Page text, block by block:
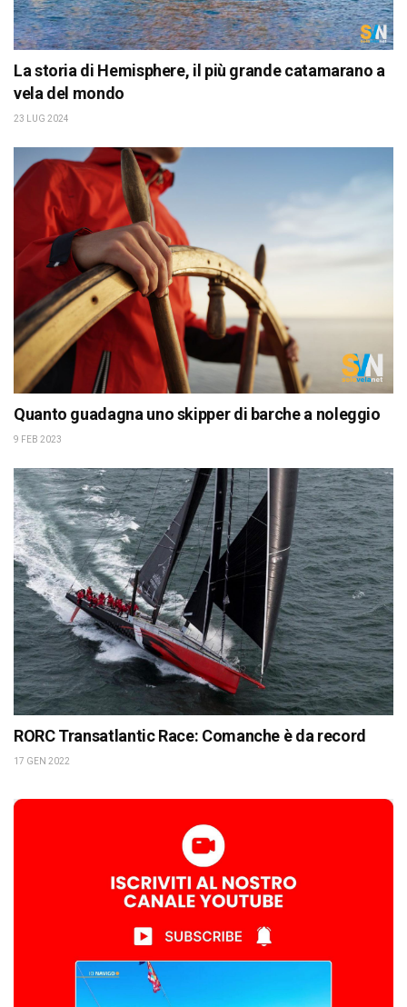
La storia di Hemisphere, il più grande catamarano a
vela del mondo
23 LUG 2024
Quanto guadagna uno skipper di barche a noleggio
9 FEB 2023
RORC Transatlantic Race: Comanche è da record
17 GEN 2022